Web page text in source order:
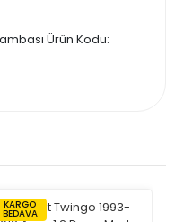
Ürün Kodu:
KARGO
BEDAVA